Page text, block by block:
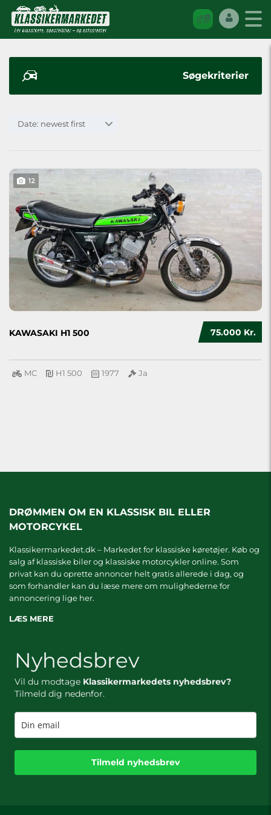
Søgekriterier
Date: newest first
12
75.000 Kr.
KAWASAKI H1 500
MC H1 500 1977 Ja
DRØMMEN OM EN KLASSISK BIL ELLER
MOTORCYKEL
Klassikermarkedet.dk – Markedet for klassiske køretøjer. Køb og
salg af klassiske biler og klassiske motorcykler online. Som
privat kan du oprette annoncer helt gratis allerede i dag, og
som forhandler kan du læse mere om mulighederne for
annoncering lige her.
LÆS MERE
Nyhedsbrev
Vil du modtage Klassikermarkedets nyhedsbrev?
Tilmeld dig nedenfor.
Tilmeld nyhedsbrev